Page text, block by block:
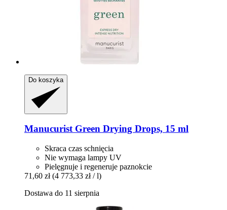
Do koszyka
ManucuristGreen Drying Drops, 15 ml
Skraca czas schnięcia
Nie wymaga lampy UV
Pielęgnuje i regeneruje paznokcie
71,60 zł (4 773,33 zł / l)
Dostawa do 11 sierpnia